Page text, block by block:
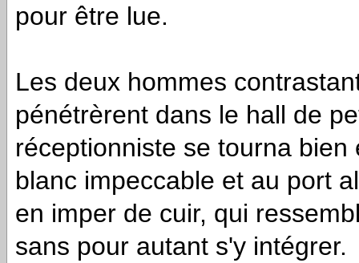
pour être lue.
Les deux hommes
pénétrèrent dans le hall de
réceptionniste se tourna
blanc impeccable et au port
en imper de cuir, qui
sans pour autant s'y intégrer.